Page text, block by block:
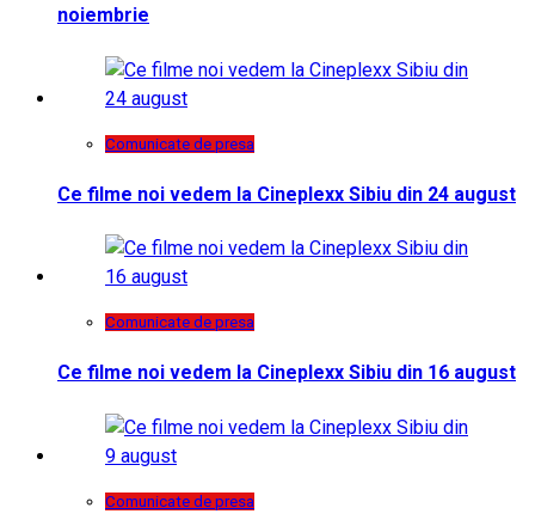
noiembrie
Comunicate de presa
Ce filme noi vedem la Cineplexx Sibiu din 24 august
Comunicate de presa
Ce filme noi vedem la Cineplexx Sibiu din 16 august
Comunicate de presa